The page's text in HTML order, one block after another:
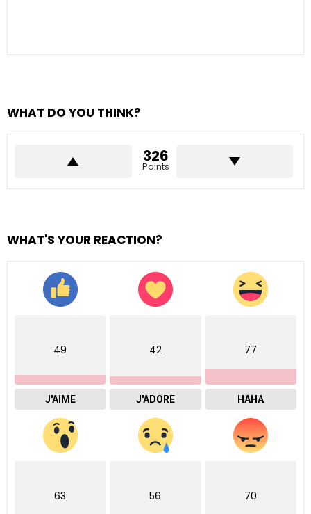
WHAT DO YOU THINK?
326
Points
WHAT'S YOUR REACTION?
49
J'AIME
42
J'ADORE
77
HAHA
63 56 70